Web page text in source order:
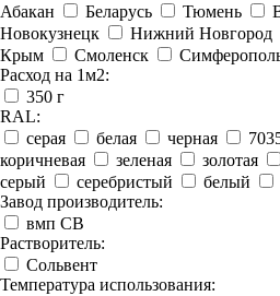
Абакан
Беларусь Тюмень
Новокузнецк
Нижний Новгород
Крым
Смоленск
Расход на 1м2:
350 г
RAL:
серая
белая черная
коричневая
зеленая золотая
серый
серебристый белый
Завод производитель:
вмп СВ
Растворитель:
Сольвент
Температура использования: